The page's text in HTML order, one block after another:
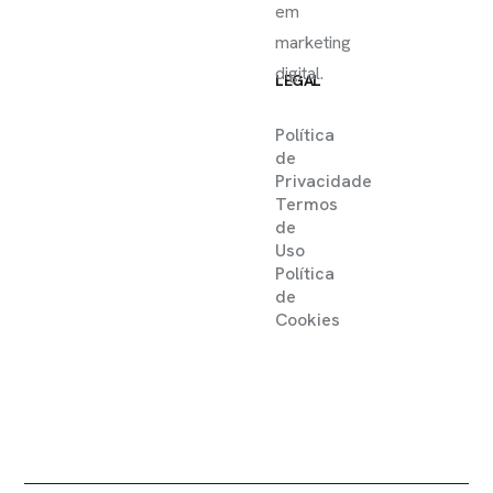
LEGAL
Política
de
Privacidade
Termos
de
Uso
Política
de
Cookies
em
marketing
digital.